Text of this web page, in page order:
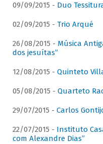
09/09/2015 - Duo
02/09/2015 - Trio Arqué
26/08/2015 - Música
dos jesuítas”
12/08/2015 - Quinteto
05/08/2015 - Quarteto
29/07/2015 - Carlos
22/07/2015 - Instituto
com Alexandre Dias”